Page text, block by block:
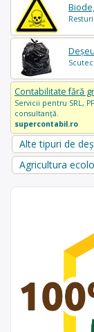
Contabilitate fără
Servicii pentru SRL,
consultanță.
supercontabil.ro
Alte tipuri de
Agricultura